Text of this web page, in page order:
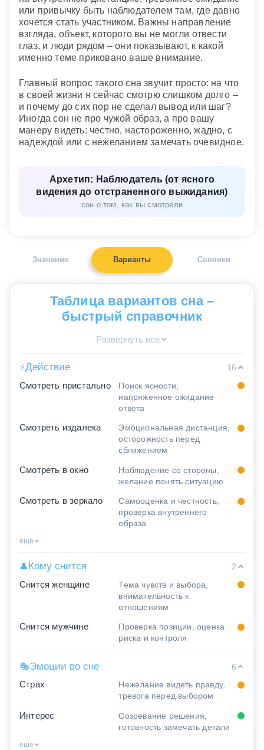
или привычку быть наблюдателем там, где давно
хочется стать участником. Важны направление
взгляда, объект, которого вы не могли отвести
глаз, и люди рядом – они показывают, к какой
именно теме приковано ваше внимание.
Главный вопрос такого сна звучит просто: на что
в своей жизни я сейчас смотрю слишком долго –
и почему до сих пор не сделал вывод или шаг?
Иногда сон не про чужой образ, а про вашу
манеру видеть: честно, настороженно, жадно, с
надеждой или с нежеланием замечать очевидное.
Архетип: Наблюдатель (от ясного
видения до отстраненного выжидания)
сон о том, как вы смотрели
Значение Варианты Сонники
Таблица вариантов сна –
быстрый справочник
Развернуть все
⚡Действие
16
Смотреть пристально
Поиск ясности,
напряженное ожидание
ответа
Смотреть издалека
Эмоциональная дистанция,
осторожность перед
сближением
Смотреть в окно
Наблюдение со стороны,
желание понять ситуацию
Смотреть в зеркало
Самооценка и честность,
проверка внутреннего
образа
еще
👤Кому снится
2
Снится женщине
Тема чувств и выбора,
внимательность к
отношениям
Снится мужчине
Проверка позиции, оценка
риска и контроля
🎭Эмоции во сне
6
Страх
Нежелание видеть правду,
тревога перед выбором
Интерес
Созревание решения,
готовность замечать детали
еще